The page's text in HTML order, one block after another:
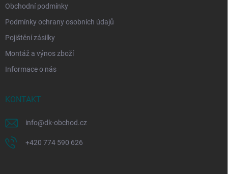
Obchodní podmínky
Podmínky ochrany osobních údajů
Pojištění zásilky
Montáž a výnos zboží
Informace o nás
KONTAKT
info@dk-obchod.cz
+420 774 590 626